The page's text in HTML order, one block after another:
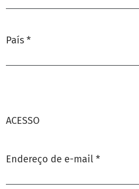
País *
ACESSO
Endereço de e-mail *